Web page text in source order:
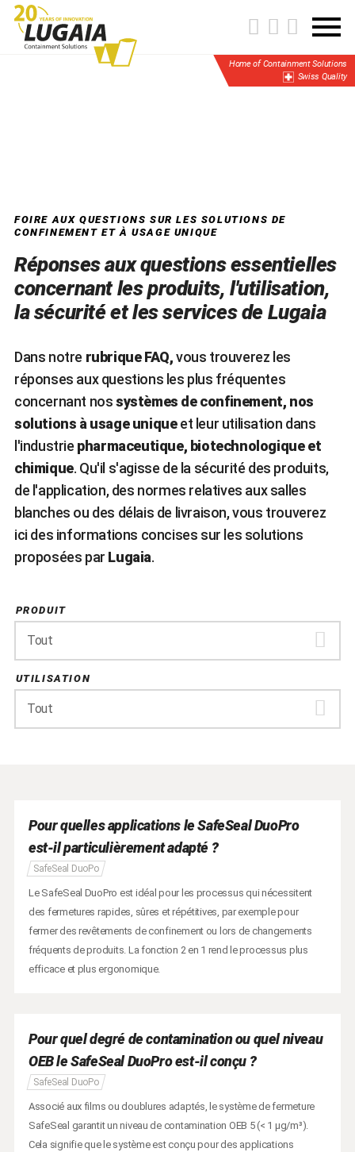
Home of Containment Solutions
Swiss Quality
FOIRE AUX QUESTIONS SUR LES SOLUTIONS DE
CONFINEMENT ET À USAGE UNIQUE
Réponses aux questions essentielles
concernant les produits, l'utilisation,
la sécurité et les services de Lugaia
Dans notre rubrique FAQ,vous trouverez les
réponses aux questions les plus fréquentes
concernant nossystèmes de confinement, nos
solutions à usage uniqueet leur utilisation dans
l'industrie pharmaceutique, biotechnologique et
chimique. Qu'il s'agisse de la sécurité des produits,
de l'application, des normes relatives aux salles
blanches ou des délais de livraison, vous trouverez
ici des informations concises sur les solutions
proposées par Lugaia.
PRODUIT
Tout
UTILISATION
Tout
Pour quelles applications le SafeSeal DuoPro
est-il particulièrement adapté ?
SafeSeal DuoPo
Le SafeSeal DuoPro est idéal pour les processus qui nécessitent
des fermetures rapides, sûres et répétitives, par exemple pour
fermer des revêtements de confinement ou lors de changements
fréquents de produits. La fonction 2 en 1 rend le processus plus
efficace et plus ergonomique.
Pour quel degré de contamination ou quel niveau
OEB le SafeSeal DuoPro est-il conçu ?
SafeSeal DuoPo
Associé aux films ou doublures adaptés, le système de fermeture
SafeSeal garantit un niveau de contamination OEB 5 (< 1 µg/m³).
Cela signifie que le système est conçu pour des applications